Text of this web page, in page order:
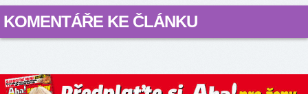
KOMENTÁŘE KE ČLÁNKU